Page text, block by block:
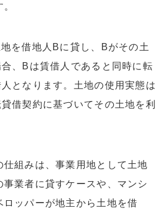
を借地人Bに貸し、Bがその土
、Bは賃借人であると同時に転
となります。土地の使用実態は
借契約に基づいてその土地を利
仕組みは、事業用地として土地
事業者に貸すケースや、マンシ
ロッパーが地主から土地を借